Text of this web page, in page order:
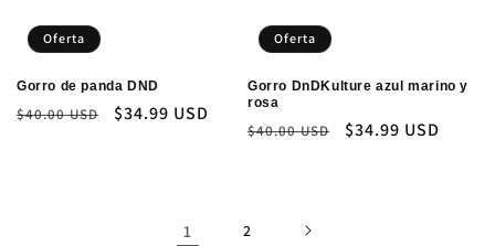
Oferta
Gorro de panda DND
Precio
$40.00 USD
Precio
$34.99 USD
Oferta
Gorro DnDKulture azul marino y
rosa
Precio
$40.00 USD
Precio
$34.99 USD
1 2